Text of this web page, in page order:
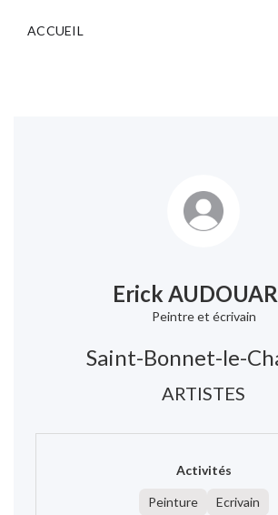
ACCUEIL
Erick
Peintre et écrivain
Saint-Bonnet-le-
ARTISTES
Activités
Peinture Ecrivain